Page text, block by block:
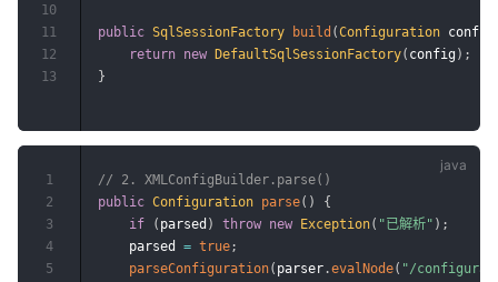
public SqlSessionFactory build (Configuration config
return new DefaultSqlSessionFactory( config ) ;
}
10
11
12
13
// 2. XMLConfigBuilder.parse()
public Configuration parse( )
{
if
( parsed ) throw new Exception( "已解析" ) ;
    parsed
= true;
parseConfiguration( parser .evalNode( "/
1
2
3
4
5